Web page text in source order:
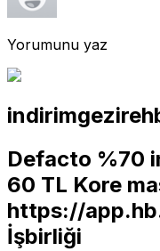
Yorumunu yaz
Defacto %70
60 TL Kore
https://
İşbirliği